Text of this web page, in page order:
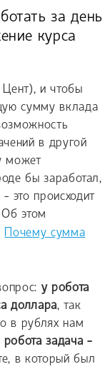
за день
курса
и чтобы
сумму вклада
в другой
может
бы заработал,
это происходит
Об этом
Почему сумма
у робота
доллара, так
в рублях нам
задача -
в который был